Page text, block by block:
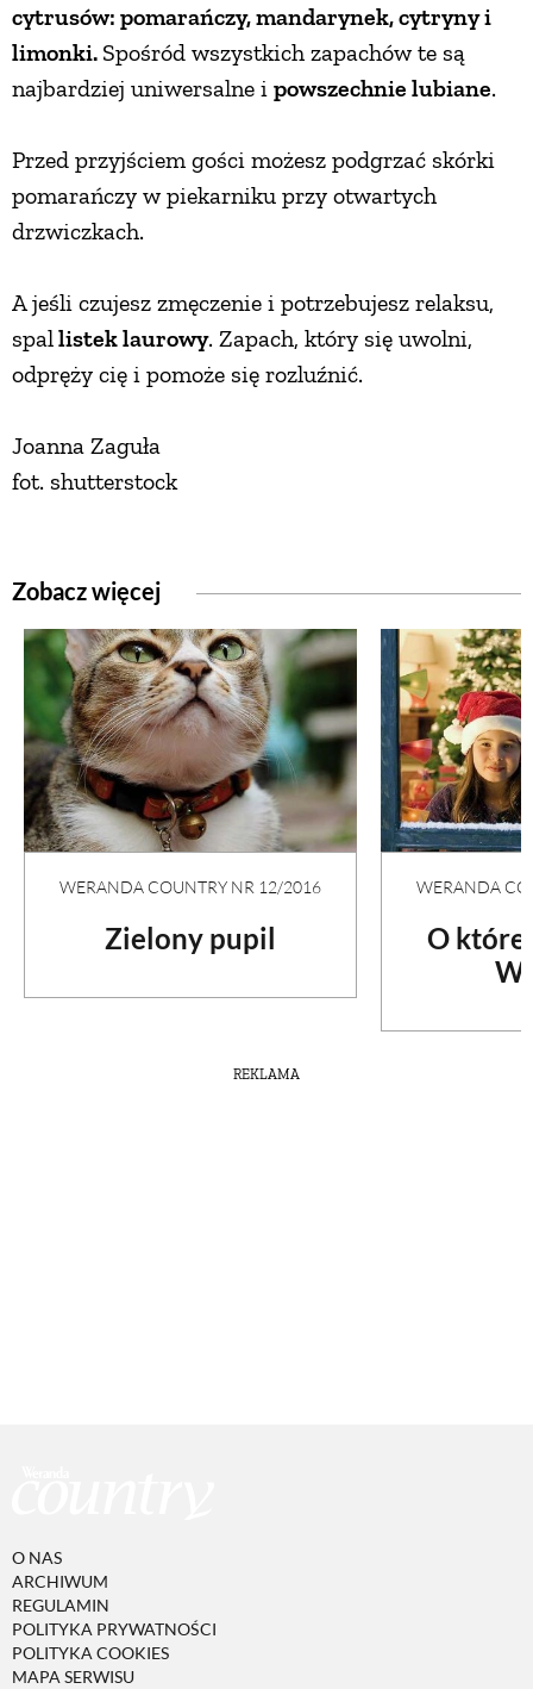
cytrusów: pomarańczy, mandarynek, cytryny i
limonki. Spośród wszystkich zapachów te są
najbardziej uniwersalne i powszechnie lubiane.
Przed przyjściem gości możesz podgrzać skórki
pomarańczy w piekarniku przy otwartych
drzwiczkach.
A jeśli czujesz zmęczenie i potrzebujesz relaksu,
spallistek laurowy. Zapach, który się uwolni,
odpręży cię i pomoże się rozluźnić.
Joanna Zaguła
fot. shutterstock
Zobacz więcej
WERANDA COUNTRY NR 12/2016
Zielony pupil
WERANDA
O
REKLAMA
O NAS
ARCHIWUM
REGULAMIN
POLITYKA PRYWATNOŚCI
POLITYKA COOKIES
MAPA SERWISU